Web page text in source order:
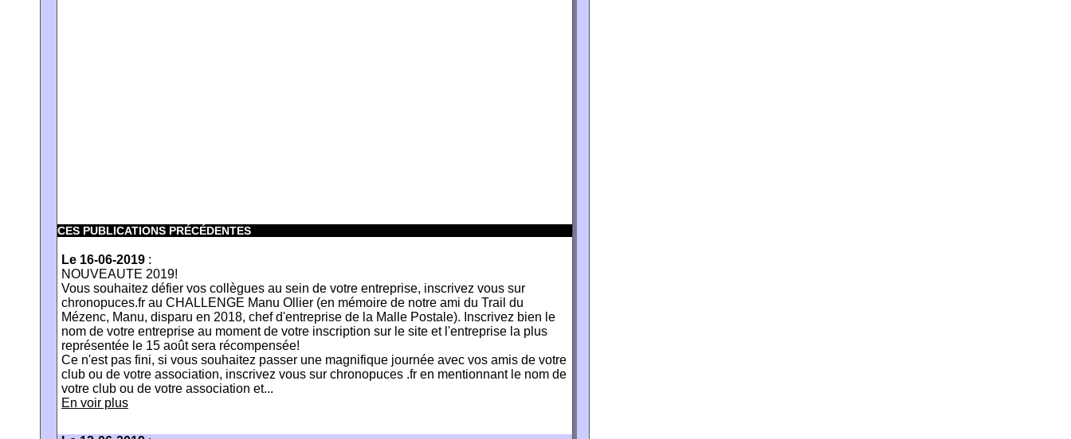
CES PUBLICATIONS PRÉCÉDENTES
Le 16-06-2019 :
NOUVEAUTE 2019!
Vous souhaitez défier vos collègues au sein de votre entreprise, inscrivez vous sur
chronopuces.fr au CHALLENGE Manu Ollier (en mémoire de notre ami du Trail du
Mézenc, Manu, disparu en 2018, chef d'entreprise de la Malle Postale). Inscrivez bien le
nom de votre entreprise au moment de votre inscription sur le site et l'entreprise la plus
représentée le 15 août sera récompensée!
Ce n'est pas fini, si vous souhaitez passer une magnifique journée avec vos amis de votre
club ou de votre association, inscrivez vous sur chronopuces .fr en mentionnant le nom de
votre club ou de votre association et...
En voir plus